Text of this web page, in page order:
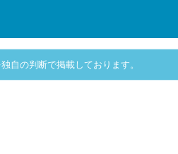
自の判断で掲載しております。